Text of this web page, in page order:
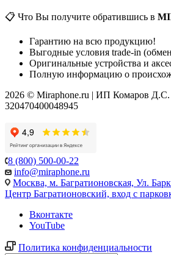
📋 Что Вы получите обратившись в
Гарантию на всю продукцию!
Выгодные условия trade-in
Оригинальные устройства и
Полную информацию о
2026 © Miraphone.ru | ИП Комаров
320470400048945
8 (800) 500-00-22
info@miraphone.ru
Москва, м. Багратионовская, Ул.
Центр Багратионовский, вход с
Вконтакте
YouTube
Политика конфиденциальности